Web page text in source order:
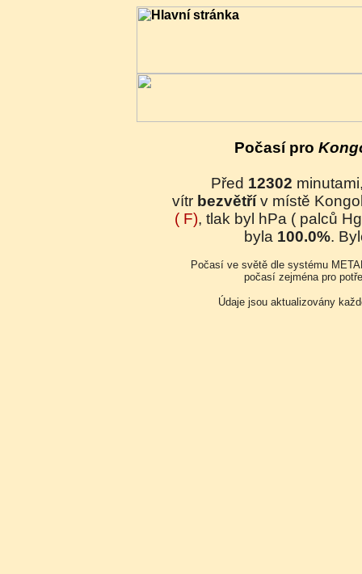
Počasí pro
Před 12302
vítr bezvětřív místě
(F), tlak byl hPa (palců
byla 100.0%.
Počasí ve světě dle systému METAR (celosvětová síť monitorování
počasí zejména pro
Údaje jsou aktualizovány